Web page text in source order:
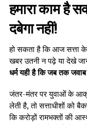
हमारा काम है
दबेगा नहीं!
हो सकता है कि आज सत्ता
खबर उतनी न पढ़े या देखे
धर्म यही है कि जब तक
जंतर-मंतर पर युवाओं के
लेती है, तो सत्ताधीशों को
कि करोड़ों रामभक्तों की